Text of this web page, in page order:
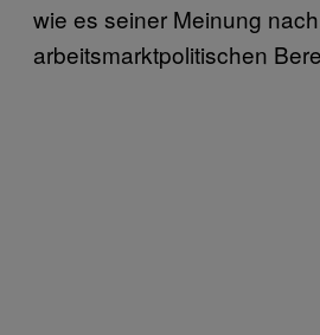
wie es seiner Meinung
arbeitsmarktpolitischen